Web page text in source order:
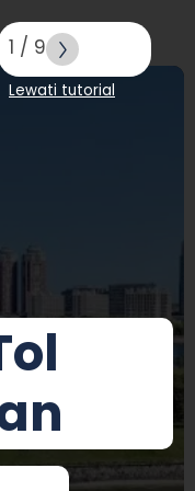
1 / 9
Lewati tutorial